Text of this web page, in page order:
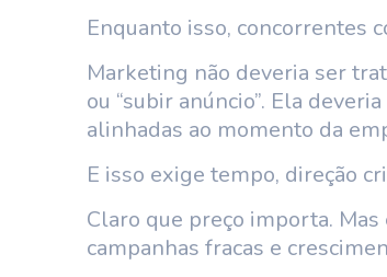
Enquanto isso, concorrentes
Marketing não deveria ser
ou “subir anúncio”. Ela
alinhadas ao momento da
E isso exige tempo, direção
Claro que preço importa.
campanhas fracas e